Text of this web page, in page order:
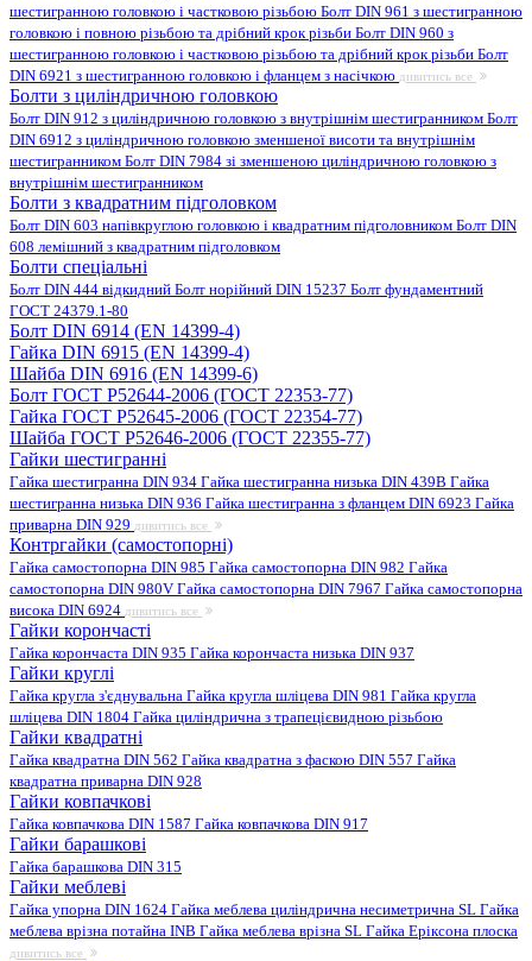
шестигранною головкою і частковою різьбою Болт DIN 961 з шестигранною
головкою і повною різьбою та дрібний крок різьби Болт DIN 960 з
шестигранною головкою і частковою різьбою та дрібний крок різьби Болт
DIN 6921 з шестигранною головкою і фланцем з насічкою дивитись все
Болти з циліндричною головкою
Болт DIN 912 з циліндричною головкою з внутрішнім шестигранником Болт
DIN 6912 з циліндричною головкою зменшеної висоти та внутрішнім
шестигранником Болт DIN 7984 зі зменшеною циліндричною головкою з
внутрішнім шестигранником
Болти з квадратним підголовком
Болт DIN 603 напівкруглою головкою і квадратним підголовником Болт DIN
608 лемішний з квадратним підголовком
Болти спеціальні
Болт DIN 444 відкидний Болт норійний DIN 15237 Болт фундаментний
ГОСТ 24379.1-80
Болт DIN 6914 (EN 14399-4)
Гайка DIN 6915 (EN 14399-4)
Шайба DIN 6916 (EN 14399-6)
Болт ГОСТ Р52644-2006 (ГОСТ 22353-77)
Гайка ГОСТ Р52645-2006 (ГОСТ 22354-77)
Шайба ГОСТ Р52646-2006 (ГОСТ 22355-77)
Гайки шестигранні
Гайка шестигранна DIN 934 Гайка шестигранна низька DIN 439B Гайка
шестигранна низька DIN 936 Гайка шестигранна з фланцем DIN 6923 Гайка
приварна DIN 929 дивитись все
Контргайки (самостопорні)
Гайка самостопорна DIN 985 Гайка самостопорна DIN 982 Гайка
самостопорна DIN 980V Гайка самостопорна DIN 7967 Гайка самостопорна
висока DIN 6924 дивитись все
Гайки корончасті
Гайка корончаста DIN 935 Гайка корончаста низька DIN 937
Гайки круглі
Гайка кругла з'єднувальна Гайка кругла шліцева DIN 981 Гайка кругла
шліцева DIN 1804 Гайка циліндрична з трапецієвидною різьбою
Гайки квадратні
Гайка квадратна DIN 562 Гайка квадратна з фаскою DIN 557 Гайка
квадратна приварна DIN 928
Гайки ковпачкові
Гайка ковпачкова DIN 1587 Гайка ковпачкова DIN 917
Гайки барашкові
Гайка барашкова DIN 315
Гайки меблеві
Гайка упорна DIN 1624 Гайка меблева циліндрична несиметрична SL Гайка
меблева врізна потайна INB Гайка меблева врізна SL Гайка Еріксона плоска
дивитись все